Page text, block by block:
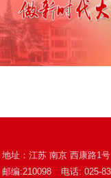
地址：江苏 南京 西康路1号
邮编:210098
电话: 025-